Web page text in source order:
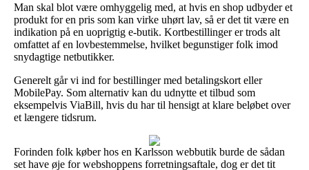
Man skal blot være omhyggelig med, at hvis en shop udbyder et
produkt for en pris som kan virke uhørt lav, så er det tit være en
indikation på en uoprigtig e-butik. Kortbestillinger er trods alt
omfattet af en lovbestemmelse, hvilket begunstiger folk imod
snydagtige netbutikker.
Generelt går vi ind for bestillinger med betalingskort eller
MobilePay. Som alternativ kan du udnytte et tilbud som
eksempelvis ViaBill, hvis du har til hensigt at klare beløbet over
et længere tidsrum.
Forinden folk køber hos en Karlsson webbutik burde de sådan
set have øje for webshoppens forretningsaftale, dog er det tit